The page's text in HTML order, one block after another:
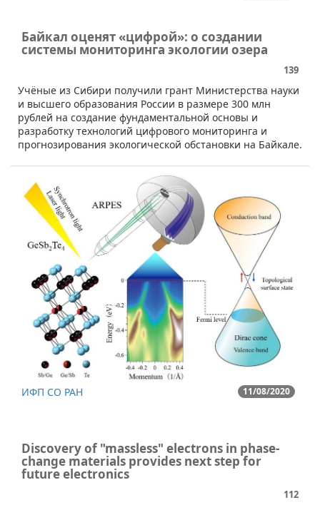
Байкал оценят «цифрой»: о создании
системы мониторинга экологии озера
139
​​Учёные из Сибири получили грант Министерства науки
и высшего образования России в размере 300 млн
рублей на создание фундаментальной основы и
разработку технологий цифрового мониторинга и
прогнозирования экологической обстановки на Байкале.
11/08/2020
ИФП СО РАН
Discovery of "massless" electrons in phase-
change materials provides next step for
future electronics
112